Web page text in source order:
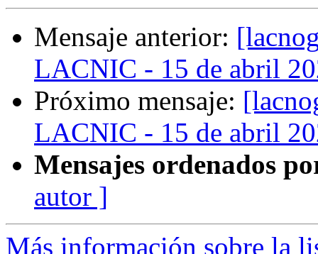
Mensaje anterior:
LACNIC - 15 de abril
Próximo mensaje:
LACNIC - 15 de abril
Mensajes ordenados
autor ]
Más información sobre la